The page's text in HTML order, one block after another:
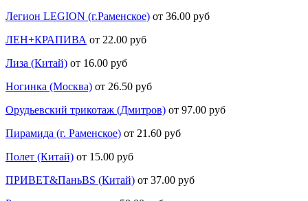
Легион LEGION (г.Раменское) от 36.00 руб
ЛЕН+КРАПИВА от 22.00 руб
Лиза (Китай) от 16.00 руб
Ногинка (Москва) от 26.50 руб
Орудьевский трикотаж (Дмитров) от 97.00 руб
Пирамида (г. Раменское) от 21.60 руб
Полет (Китай) от 15.00 руб
ПРИВЕТ&ПаньBS (Китай) от 37.00 руб